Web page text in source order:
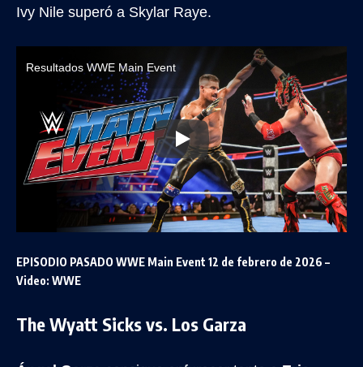
Ivy Nile superó a Skylar Raye.
Resultados WWE Main Event
EPISODIO PASADO WWE Main Event 12 de febrero de 2026 –
Video: WWE
The Wyatt Sicks vs. Los Garza